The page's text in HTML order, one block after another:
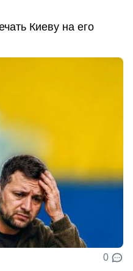
Киеву на его
0